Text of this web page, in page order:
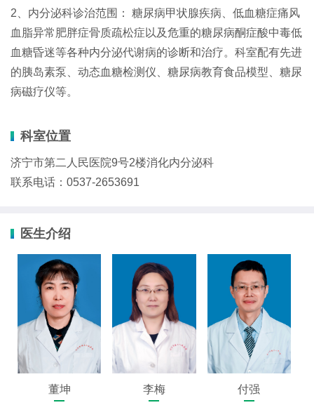
2、内分泌科诊治范围： 糖尿病甲状腺疾病、低血糖症痛风
血脂异常肥胖症骨质疏松症以及危重的糖尿病酮症酸中毒低
血糖昏迷等各种内分泌代谢病的诊断和治疗。科室配有先进
的胰岛素泵、动态血糖检测仪、糖尿病教育食品模型、糖尿
病磁疗仪等。
科室位置
济宁市第二人民医院9号2楼消化内分泌科
联系电话：0537-2653691
医生介绍
董坤 李梅 付强